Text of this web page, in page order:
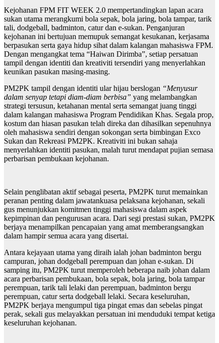
Kejohanan FPM FIT WEEK 2.0 mempertandingkan lapan acara
sukan utama merangkumi bola sepak, bola jaring, bola tampar, tarik
tali, dodgeball, badminton, catur dan e-sukan. Penganjuran
kejohanan ini bertujuan memupuk semangat kesukanan, kerjasama
berpasukan serta gaya hidup sihat dalam kalangan mahasiswa FPM.
Dengan mengangkat tema “Haiwan Dirimba”, setiap persatuan
tampil dengan identiti dan kreativiti tersendiri yang menyerlahkan
keunikan pasukan masing-masing.
PM2PK tampil dengan identiti ular hijau berslogan “Menyusur
dalam senyap tetapi diam-diam berbisa” yang melambangkan
strategi tersusun, ketahanan mental serta semangat juang tinggi
dalam kalangan mahasiswa Program Pendidikan Khas. Segala prop,
kostum dan hiasan pasukan telah direka dan dihasilkan sepenuhnya
oleh mahasiswa sendiri dengan sokongan serta bimbingan Exco
Sukan dan Rekreasi PM2PK. Kreativiti ini bukan sahaja
menyerlahkan identiti pasukan, malah turut mendapat pujian semasa
perbarisan pembukaan kejohanan.
Selain penglibatan aktif sebagai peserta, PM2PK turut memainkan
peranan penting dalam jawatankuasa pelaksana kejohanan, sekali
gus menunjukkan komitmen tinggi mahasiswa dalam aspek
kepimpinan dan pengurusan acara. Dari segi prestasi sukan, PM2PK
berjaya menampilkan pencapaian yang amat memberangsangkan
dalam hampir semua acara yang disertai.
Antara kejayaan utama yang diraih ialah johan badminton bergu
campuran, johan dodgeball perempuan dan johan e-sukan. Di
samping itu, PM2PK turut memperoleh beberapa naib johan dalam
acara perbarisan pembukaan, bola sepak, bola jaring, bola tampar
perempuan, tarik tali lelaki dan perempuan, badminton bergu
perempuan, catur serta dodgeball lelaki. Secara keseluruhan,
PM2PK berjaya mengumpul tiga pingat emas dan sebelas pingat
perak, sekali gus melayakkan persatuan ini menduduki tempat ketiga
keseluruhan kejohanan.